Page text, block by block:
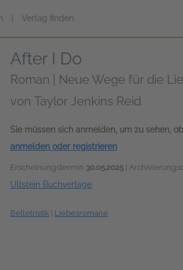
Verlag finden
After I Do
Roman | Neue Wege für die
von Taylor Jenkins Reid
Sie müssen sich anmelden, um zu sehen,
anmelden oder registrieren
Erscheinungstermin 30.05.2025 |
Ullstein Buchverlage
Belletristik Liebesromane